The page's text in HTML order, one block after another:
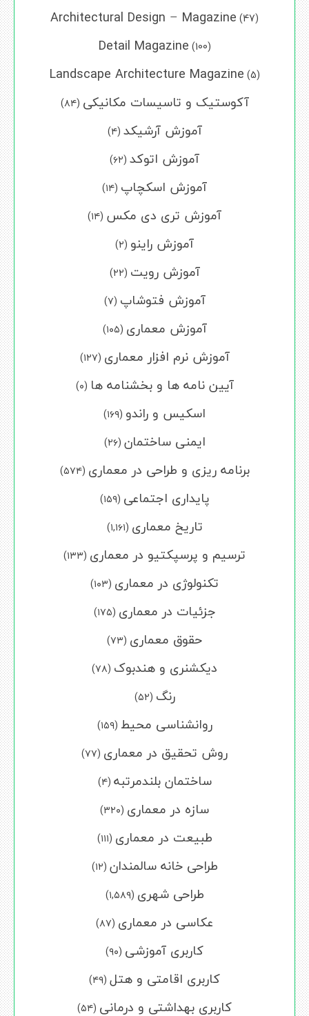
Architectural Design – Magazine (47)
Detail Magazine (100)
Landscape Architecture Magazine (5)
آکوستیک و تاسیسات مکانیکی (۸۴)
آموزش آرشیکد (۴)
آموزش اتوکد (۶۲)
آموزش اسکچاپ (۱۴)
آموزش تری دی مکس (۱۴)
آموزش راینو (۲)
آموزش رویت (۲۲)
آموزش فتوشاپ (۷)
آموزش معماری (۱۰۵)
آموزش نرم افزار معماری (۱۲۷)
آیین نامه ها و بخشنامه ها (۰)
اسکیس و راندو (۱۶۹)
ایمنی ساختمان (۲۶)
برنامه ریزی و طراحی در معماری (۵۷۴)
پایداری اجتماعی (۱۵۹)
تاریخ معماری (۱,۱۶۱)
ترسیم و پرسپکتیو در معماری (۱۳۳)
تکنولوژی در معماری (۱۰۳)
جزئیات در معماری (۱۷۵)
حقوق معماری (۷۳)
دیکشنری و هندبوک (۷۸)
رنگ (۵۲)
روانشناسی محیط (۱۵۹)
روش تحقیق در معماری (۷۷)
ساختمان بلندمرتبه (۴)
سازه در معماری (۳۲۰)
طبیعت در معماری (۱۱۱)
طراحی خانه سالمندان (۱۲)
طراحی شهری (۱,۵۸۹)
عکاسی در معماری (۸۷)
کاربری آموزشی (۹۰)
کاربری اقامتی و هتل (۴۹)
کاربری بهداشتی و درمانی (۵۴)